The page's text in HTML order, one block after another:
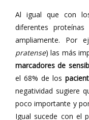
Al igual que con
diferentes
ampliamente. Por
pratense) las más
marcadores de
el 68% de los
negatividad sugiere
poco importante y
Igual sucede con el